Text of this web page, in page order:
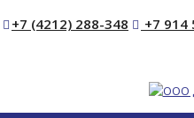
+7 (4212) 288-348 +7 914